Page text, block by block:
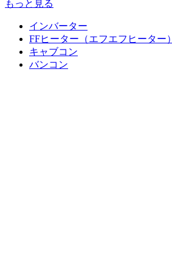
もっと見る
インバーター
FFヒーター（エフエフヒーター）
キャブコン
バンコン